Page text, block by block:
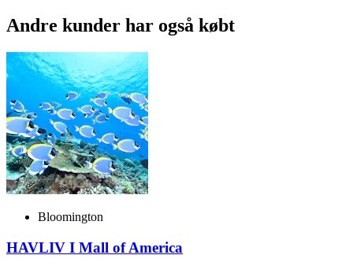
Andre kunder har også købt
Bloomington
HAVLIV I Mall of America